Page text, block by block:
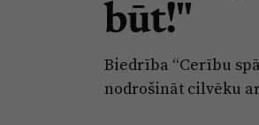
būt!"
Biedrība “Cerību
nodrošināt cilvēku